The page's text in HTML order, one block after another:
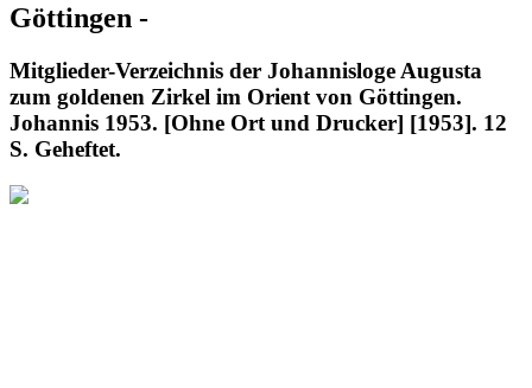
Göttingen -
Mitglieder-Verzeichnis der Johannisloge Augusta
zum goldenen Zirkel im Orient von Göttingen.
Johannis 1953. [Ohne Ort und Drucker] [1953]. 12
S. Geheftet.